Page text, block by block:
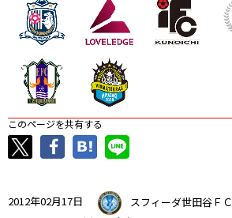
このページを共有する
2012年02月17日
スフィーダ世田谷ＦＣ